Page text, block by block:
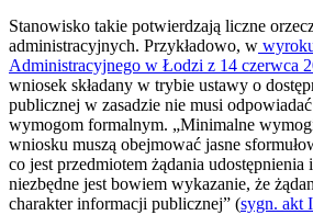
Stanowisko takie potwierdzają liczne
administracyjnych. Przykładowo, w
Administracyjnego w Łodzi z 14 czerwca
wniosek składany w trybie ustawy o
publicznej w zasadzie nie musi
wymogom formalnym. „Minimalne
wniosku muszą obejmować jasne
co jest przedmiotem żądania
niezbędne jest bowiem wykazanie, że
charakter informacji publicznej” (sygn. akt